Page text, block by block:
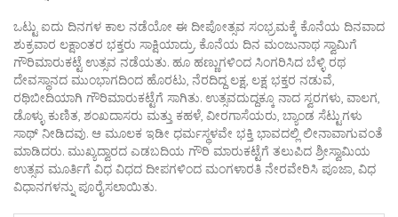
ಒಟ್ಟು ಐದು ದಿನಗಳ ಕಾಲ ನಡೆಯೋ ಈ ದೀಪೋತ್ಸವ ಸಂಭ್ರಮಕ್ಕೆ ಕೊನೆಯ ದಿನವಾದ
ಶುಕ್ರವಾರ ಲಕ್ಷಾಂತರ ಭಕ್ತರು ಸಾಕ್ಷಿಯಾದ್ರು. ಕೊನೆಯ ದಿನ ಮಂಜುನಾಥ ಸ್ವಾಮಿಗೆ
ಗೌರಿಮಾರುಕಟ್ಟೆ ಉತ್ಸವ ನಡೆಯತು. ಹೂ ಹಣ್ಣುಗಳಿಂದ ಸಿಂಗರಿಸಿದ ಬೆಳ್ಳಿ ರಥ
ದೇವಸ್ಥಾನದ ಮುಂಭಾಗದಿಂದ ಹೊರಟು, ನೆರದಿದ್ದ ಲಕ್ಷ, ಲಕ್ಷ ಭಕ್ತರ ನಡುವೆ,
ರಥಿಬೀದಿಯಾಗಿ ಗೌರಿಮಾರುಕಟ್ಟೆಗೆ ಸಾಗಿತು. ಉತ್ಸವದುದ್ದಕ್ಕೂ ನಾದ ಸ್ವರಗಳು, ವಾಲಗ,
ಡೊಳ್ಳು ಕುಣಿತ, ಶಂಖದಾಸರು ಮತ್ತು ಕಹಳೆ, ವೀರಗಾಸೆಯರು, ಬ್ಯಾಂಡ ಸೆಟ್ಟುಗಳು
ಸಾಥ್ ನೀಡಿದವು. ಆ ಮೂಲಕ ಇಡೀ ಧರ್ಮಸ್ಥಳವೇ ಭಕ್ತಿ ಭಾವದಲ್ಲಿ ಲೀನಾವಾಗುವಂತೆ
ಮಾಡಿದರು. ಮುಖ್ಯದ್ವಾರದ ಎಡಬದಿಯ ಗೌರಿ ಮಾರುಕಟ್ಟೆಗೆ ತಲುಪಿದ ಶ್ರೀಸ್ವಾಮಿಯ
ಉತ್ಸವ ಮೂರ್ತಿಗೆ ವಿಧ ವಿಧದ ದೀಪಗಳಿಂದ ಮಂಗಳಾರತಿ ನೇರವೇರಿಸಿ ಪೂಜಾ, ವಿಧ
ವಿಧಾನಗಳನ್ನು ಪೂರೈಸಲಾಯಿತು.